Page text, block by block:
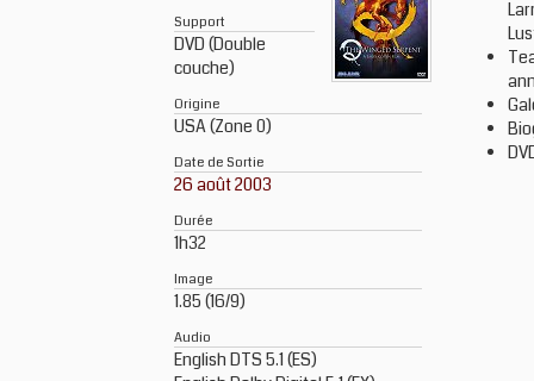
Support
DVD (Double
couche)
Origine
USA (Zone 0)
Date de Sortie
26 août 2003
Durée
1h32
Image
1.85 (16/9)
Audio
English DTS 5.1 (ES)